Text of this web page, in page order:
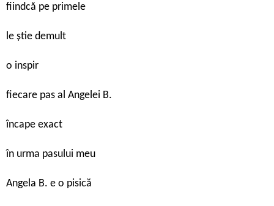
fiindcă pe primele
le știe demult
o inspir
fiecare pas al Angelei B.
încape exact
în urma pasului meu
Angela B. e o pisică